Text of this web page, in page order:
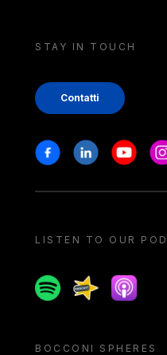
STAY IN TOUCH
Contatti
Stay in touch
FacebookLinkedinYoutube
LISTEN TO OUR
SpotifySpreaker
Apple
BOCCONI SPHERES